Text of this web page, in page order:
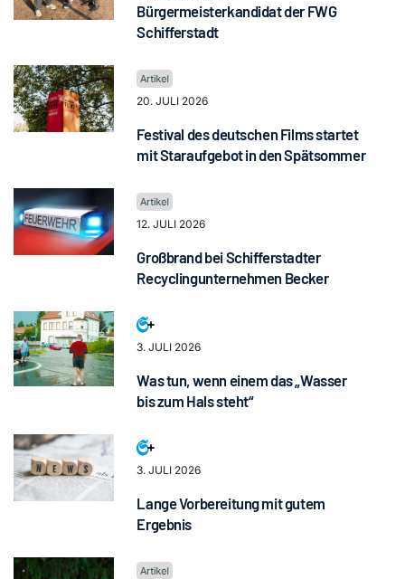
Bürgermeisterkandidat der FWG
Schifferstadt
20. JULI 2026
Festival des deutschen Films startet
mit Staraufgebot in den Spätsommer
12. JULI 2026
Großbrand bei Schifferstadter
Recyclingunternehmen Becker
3. JULI 2026
Was tun, wenn einem das „Wasser
bis zum Hals steht“
3. JULI 2026
Lange Vorbereitung mit gutem
Ergebnis